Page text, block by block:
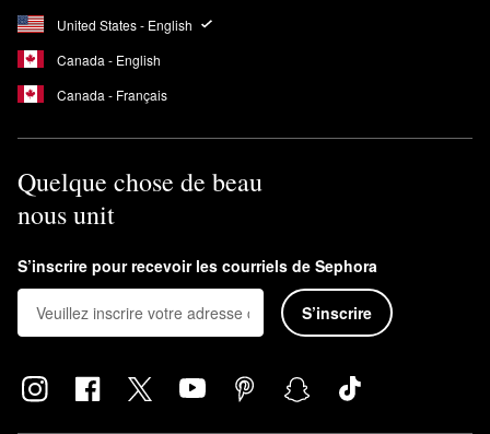
United States - English
Canada - English
Canada - Français
Quelque chose de beau
nous unit
S’inscrire pour recevoir les courriels de Sephora
S’inscrire